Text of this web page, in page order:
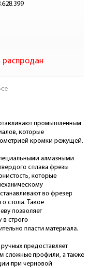
распродан
промышленным
которые
кромки режущей.
алмазными
сплава фрезы
которые
во фрезер
стола. Такое
позволяет
в строго
пласти материала.
предоставляет
сложные профили, а также
при черновой